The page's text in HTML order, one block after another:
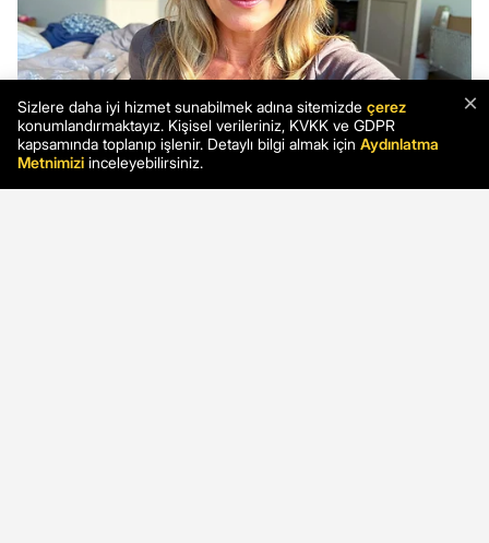
×
Sizlere daha iyi hizmet sunabilmek adına sitemizde çerez
konumlandırmaktayız. Kişisel verileriniz, KVKK ve GDPR
kapsamında toplanıp işlenir. Detaylı bilgi almak için Aydınlatma
Metnimizi inceleyebilirsiniz.